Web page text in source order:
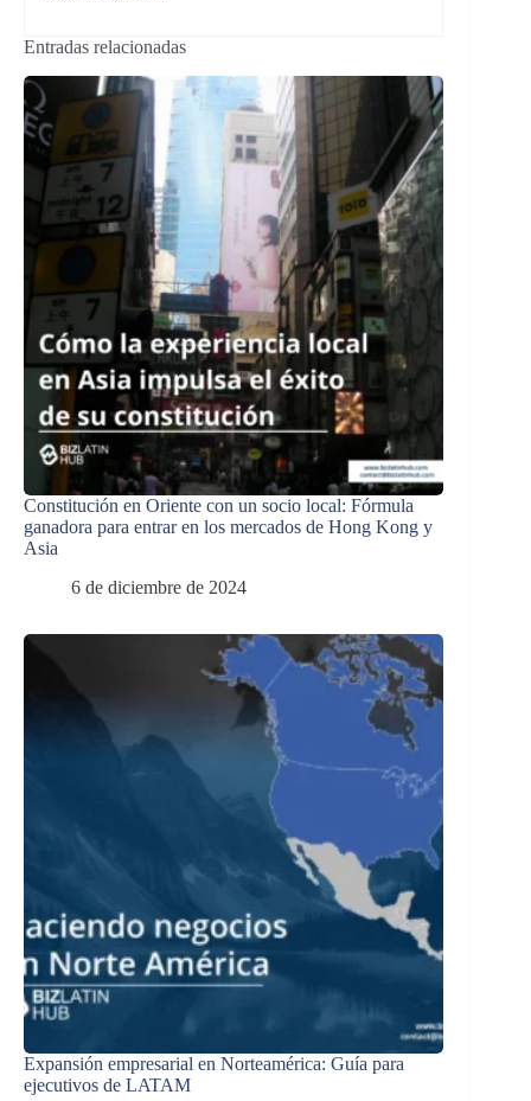
Entradas relacionadas
Constitución en Oriente con un socio local: Fórmula
ganadora para entrar en los mercados de Hong Kong y
Asia
6 de diciembre de 2024
Expansión empresarial en Norteamérica: Guía para
ejecutivos de LATAM